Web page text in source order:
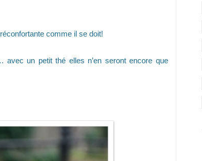
comme il se doit!
un petit thé elles n’en seront encore que